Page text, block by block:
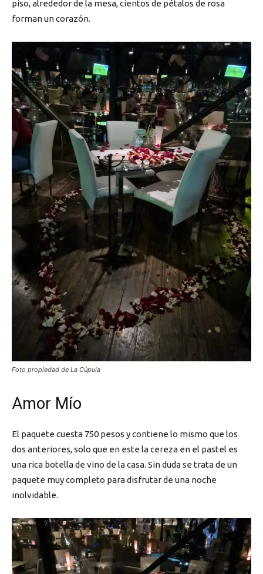
piso, alrededor de la mesa, cientos de pétalos de rosa
forman un corazón.
Foto propiedad de La Cúpula
Amor Mío
El paquete cuesta 750 pesos y contiene lo mismo que los
dos anteriores, solo que en este la cereza en el pastel es
una rica botella de vino de la casa. Sin duda se trata de un
paquete muy completo para disfrutar de una noche
inolvidable.